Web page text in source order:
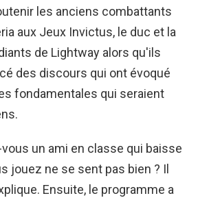
les anciens combattants
aux Jeux Invictus, le duc et la
de Lightway alors qu'ils
des discours qui ont évoqué
fondamentales qui seraient
un ami en classe qui baisse
jouez ne se sent pas bien ? Il
Ensuite, le programme a